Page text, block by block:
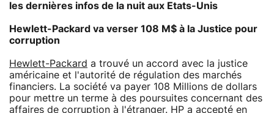
les dernières infos de la nuit aux Etats-Unis
Hewlett-Packard va verser 108 M$ à la Justice pour
corruption
Hewlett-Packard a trouvé un accord avec la justice
américaine et l'autorité de régulation des marchés
financiers. La société va payer 108 Millions de dollars
pour mettre un terme à des poursuites concernant des
affaires de corruption à l'étranger. HP a accepté en